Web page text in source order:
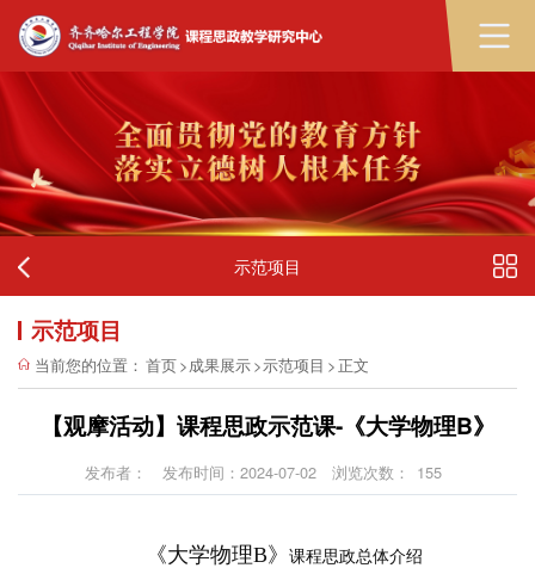
示范项目
示范项目
当前您的位置： 首页>成果展示>示范项目 >正文
【观摩活动】课程思政示范课-《大学物理B》
发布者： 发布时间：2024-07-02 浏览次数： 155
《大学物理B》课程思政总体介绍